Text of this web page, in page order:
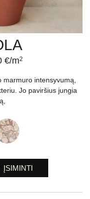
€/m2
intensyvumą,
Jo paviršius jungia
ĮSIMINTI